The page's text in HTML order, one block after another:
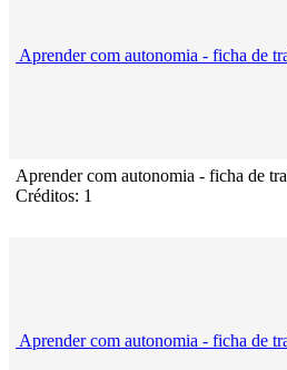
Aprender com autonomia - ficha de
Aprender com autonomia - ficha de
Créditos: 1
Aprender com autonomia - ficha de